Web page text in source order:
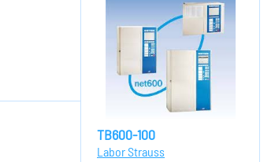
TB600-100
Labor Strauss